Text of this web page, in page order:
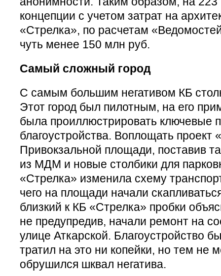
концепции с учетом затрат на
«Стрелка», по расчетам
чуть менее 150 млн руб.
Самый сложный город
С самым большим негативом КБ
Этот город был пилотным, на его
была проиллюстрировать ключевые
благоустройства. Воплощать проект
Привокзальной площади, поставив
из МДМ и новые столбики для
«Стрелка» изменила схему
чего на площади начали
близкий к КБ «Стрелка» пробки
не предупредив, начали ремонт на
улице Аткарской. Благоустройство
тратил на это ни копейки, но тем не
обрушился шквал негатива.